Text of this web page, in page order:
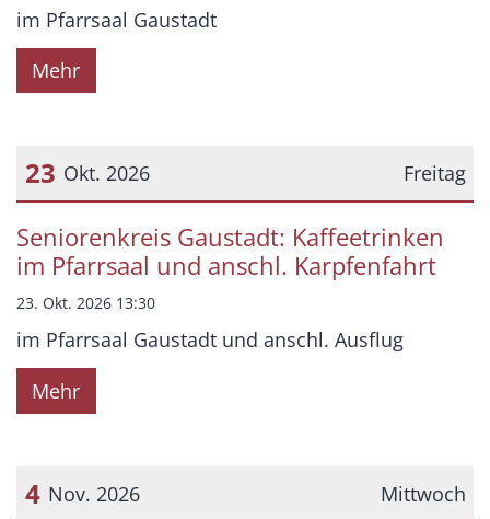
im Pfarrsaal Gaustadt
Mehr
Freitag
23 Okt. 2026
Datum: 23. Oktober 2026
Seniorenkreis Gaustadt: Kaffeetrinken
im Pfarrsaal und anschl. Karpfenfahrt
23. Okt. 2026 13:30
im Pfarrsaal Gaustadt und anschl. Ausflug
Mehr
Mittwoch
4 Nov. 2026